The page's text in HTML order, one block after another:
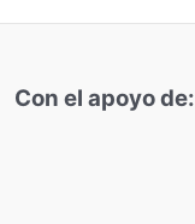
Con el apoyo de: